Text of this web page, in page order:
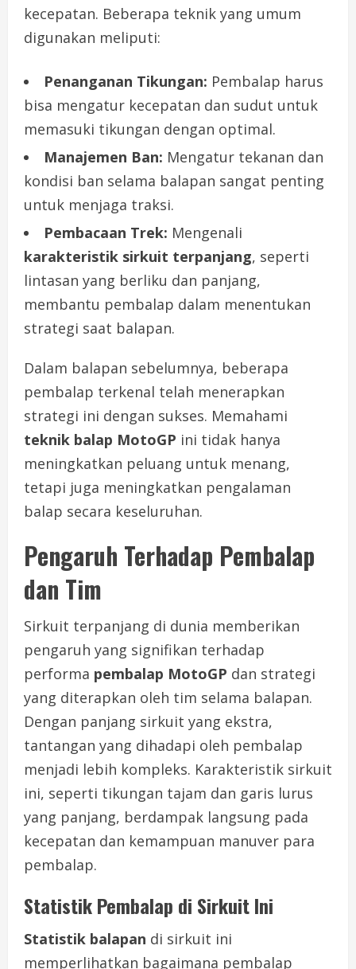
kecepatan. Beberapa teknik yang umum
digunakan meliputi:
Penanganan Tikungan: Pembalap harus
bisa mengatur kecepatan dan sudut untuk
memasuki tikungan dengan optimal.
Manajemen Ban: Mengatur tekanan dan
kondisi ban selama balapan sangat penting
untuk menjaga traksi.
Pembacaan Trek: Mengenali
karakteristik sirkuit terpanjang, seperti
lintasan yang berliku dan panjang,
membantu pembalap dalam menentukan
strategi saat balapan.
Dalam balapan sebelumnya, beberapa
pembalap terkenal telah menerapkan
strategi ini dengan sukses. Memahami
teknik balap MotoGP ini tidak hanya
meningkatkan peluang untuk menang,
tetapi juga meningkatkan pengalaman
balap secara keseluruhan.
Pengaruh Terhadap Pembalap
dan Tim
Sirkuit terpanjang di dunia memberikan
pengaruh yang signifikan terhadap
performa pembalap MotoGP dan strategi
yang diterapkan oleh tim selama balapan.
Dengan panjang sirkuit yang ekstra,
tantangan yang dihadapi oleh pembalap
menjadi lebih kompleks. Karakteristik sirkuit
ini, seperti tikungan tajam dan garis lurus
yang panjang, berdampak langsung pada
kecepatan dan kemampuan manuver para
pembalap.
Statistik Pembalap di Sirkuit Ini
Statistik balapan di sirkuit ini
memperlihatkan bagaimana pembalap